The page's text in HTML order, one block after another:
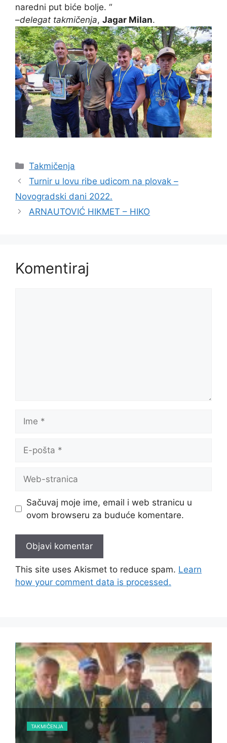
naredni put biće bolje. “
–delegat takmičenja, Jagar Milan.
Takmičenja
Turnir u lovu ribe udicom na plovak –
Novogradski dani 2022.
ARNAUTOVIĆ HIKMET – HIKO
Komentiraj
Sačuvaj moje ime, email i web stranicu u
ovom browseru za buduće komentare.
This site uses Akismet to reduce spam. Learn
how your comment data is processed.
TAKMIČENJA